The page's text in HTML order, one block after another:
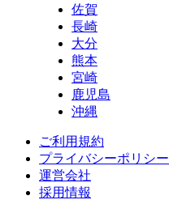
佐賀
長崎
大分
熊本
宮崎
鹿児島
沖縄
ご利用規約
プライバシーポリシー
運営会社
採用情報